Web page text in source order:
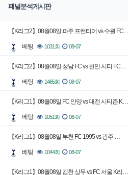
패널분석게시판
【K리그2】08월08일 파주 프런티어 vs 수원 FC
베팅 1031회 08-07
【K리그2】08월08일 성남 FC vs 천안 시티 FC…
베팅 1465회 08-07
【K리그1】08월08일 FC 안양 vs 대전 시티즌 K…
베팅 1051회 08-07
【K리그1】08월08일 부천 FC 1995 vs 광주 …
베팅 1044회 08-07
【K리그1】08월08일 김천 상무 vs FC 서울 K리…